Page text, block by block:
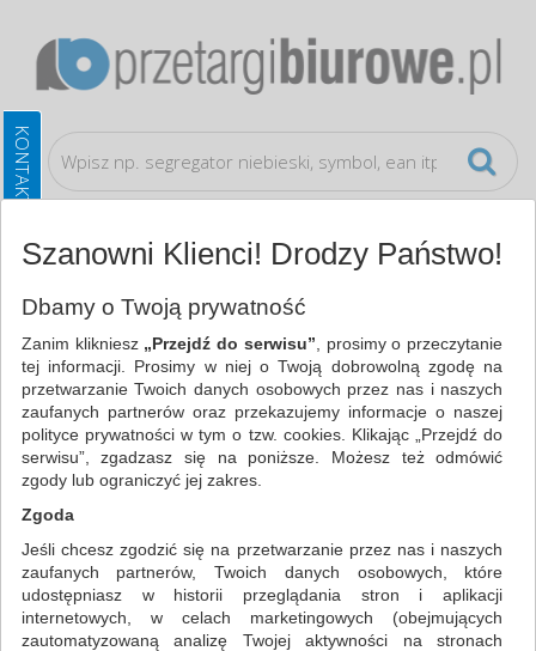
Artykuły spożywcze Przekąski
WSZYSTKIE KATEGORIE
NAJCHĘTNIEJ WYBIERANE
ARTYKUŁY SPOŻYWCZE
PRZEKĄSKI (1)
FILTRY WIĘCEJ
PRODUKT
Szanowni Klienci! Drodzy Państwo!
Dbamy o Twoją prywatność
Zanim klikniesz „Przejdź do serwisu” , prosimy o przeczytanie
tej informacji. Prosimy w niej o Twoją dobrowolną zgodę na
przetwarzanie Twoich danych osobowych przez nas i naszych
zaufanych partnerów oraz przekazujemy informacje o naszej
polityce prywatności w tym o tzw. cookies. Klikając „Przejdź do
serwisu”, zgadzasz się na poniższe. Możesz też odmówić
zgody lub ograniczyć jej zakres.
Zgoda
Jeśli chcesz zgodzić się na przetwarzanie przez nas i naszych
zaufanych partnerów, Twoich danych osobowych, które
udostępniasz w historii przeglądania stron i aplikacji
internetowych, w celach marketingowych (obejmujących
zautomatyzowaną analizę Twojej aktywności na stronach